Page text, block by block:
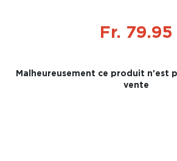
Fr. 79.95
Malheureusement ce produit n'est
vente